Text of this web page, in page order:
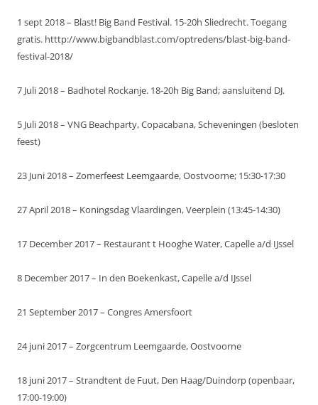
1 sept 2018 – Blast! Big Band Festival. 15-20h Sliedrecht. Toegang
gratis. htttp://www.bigbandblast.com/optredens/blast-big-band-
festival-2018/
7 Juli 2018 – Badhotel Rockanje. 18-20h Big Band; aansluitend DJ.
5 Juli 2018 – VNG Beachparty, Copacabana, Scheveningen (besloten
feest)
23 Juni 2018 – Zomerfeest Leemgaarde, Oostvoorne; 15:30-17:30
27 April 2018 – Koningsdag Vlaardingen, Veerplein (13:45-14:30)
17 December 2017 – Restaurant t Hooghe Water, Capelle a/d IJssel
8 December 2017 – In den Boekenkast, Capelle a/d IJssel
21 September 2017 – Congres Amersfoort
24 juni 2017 – Zorgcentrum Leemgaarde, Oostvoorne
18 juni 2017 – Strandtent de Fuut, Den Haag/Duindorp (openbaar,
17:00-19:00)